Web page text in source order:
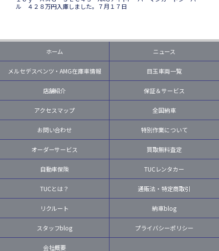
ル ４２８万円入庫しました。７月１７日
ホーム ニュース
メルセデスベンツ・AMG在庫車情報 目玉車両一覧
店舗紹介 保証＆サービス
アクセスマップ 全国納車
お問い合わせ 特別作業について
オーダーサービス 買取無料査定
自動車保険 TUCレンタカー
TUCとは？ 通販法・特定商取引
リクルート 納車blog
スタッフblog プライバシーポリシー
会社概要